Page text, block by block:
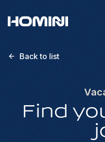
Back to list
Find